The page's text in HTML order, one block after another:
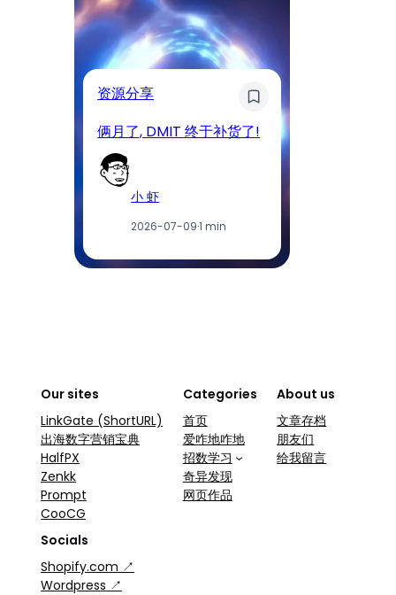
资源分享
俩月了, DMIT 终于补货了!
小 虾
2026-07-09·1 min
Our sites
LinkGate (ShortURL)
出海数字营销宝典
HalfPX
Zenkk
Prompt
CooCG
Categories
首页
爱咋地咋地
招数学习
奇异发现
网页作品
About us
文章存档
朋友们
给我留言
Socials
Shopify.com ↗
Wordpress ↗